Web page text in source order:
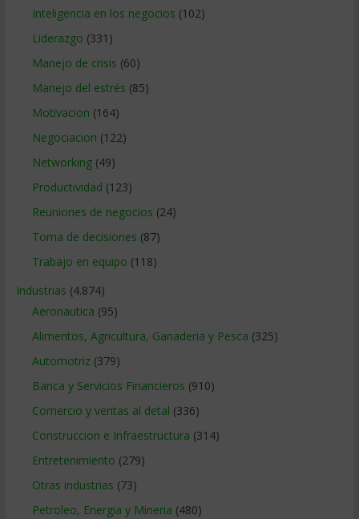
Inteligencia en los negocios (102)
Liderazgo (331)
Manejo de crisis (60)
Manejo del estrés (85)
Motivacion (164)
Negociacion (122)
Networking(49)
Productividad (123)
Reuniones de negocios (24)
Toma de decisiones (87)
Trabajo en equipo (118)
Industrias (4.874)
Aeronautica (95)
Alimentos, Agricultura, Ganaderia y Pesca (325)
Automotriz(379)
Banca y Servicios Financieros (910)
Comercio y ventas al detal (336)
Construccion e Infraestructura (314)
Entretenimiento (279)
Otras industrias (73)
Petroleo, Energia y Mineria (480)